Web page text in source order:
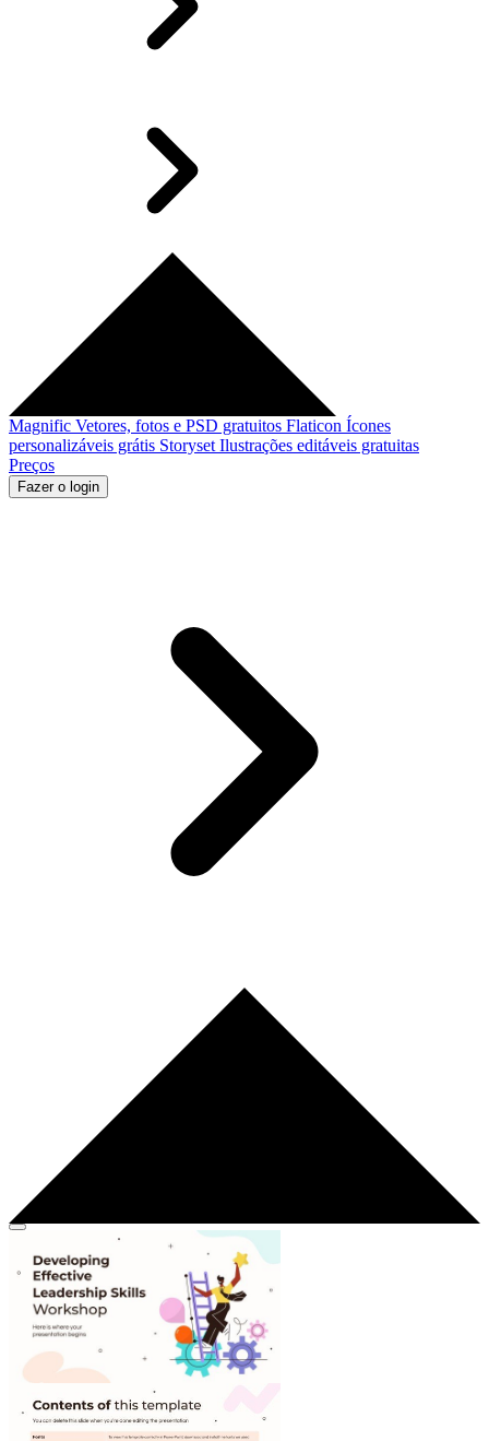
Magnific Vetores, fotos e PSD gratuitos Flaticon Ícones
personalizáveis grátis Storyset Ilustrações editáveis gratuitas
Preços
Fazer o login